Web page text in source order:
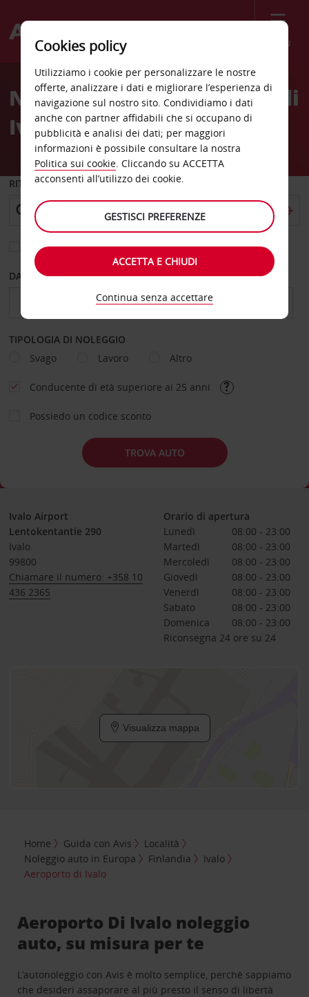
Menù
Welcome
AvisNoleggio auto Aeroporto di
Ivalo
RITIRO DA
Scegli una località di riconsegna diversa
DAL GIORNO AL GIORNO
TIPOLOGIA DI NOLEGGIO
Svago
Lavoro Altro
Conducente di età superiore ai 25 anni
Possiedo un codice sconto
TROVA AUTO
Ivalo Airport
Lentokentantie 290
Ivalo
99800
Chiamare il numero: +358 10
436 2365
Orario di apertura
Lunedì
08:00 - 23:00
Martedì
08:00 - 23:00
Mercoledì
08:00 - 23:00
Giovedì
08:00 - 23:00
Venerdì
08:00 - 23:00
Sabato
08:00 - 23:00
Domenica
08:00 - 23:00
Riconsegna 24 ore su 24
Visualizza mappa
Home Guida con Avis
Località
Noleggio auto in Europa
Finlandia
Ivalo
Aeroporto di Ivalo
Aeroporto Di Ivalo noleggio
auto, su misura per te
L’autonoleggio con Avis è molto semplice, perchè sappiamo
che desideri assaporare al più presto il senso di libertà
Cookies policy
Utilizziamo i cookie per personalizzare le nostre
offerte, analizzare i dati e migliorare l’esperienza di
navigazione sul nostro sito. Condividiamo i dati
anche con partner affidabili che si occupano di
pubblicità e analisi dei dati; per maggiori
informazioni è possibile consultare la nostra
Politica sui cookie. Cliccando su ACCETTA
acconsenti all’utilizzo dei cookie.
GESTISCI PREFERENZE
ACCETTA E CHIUDI
Continua senza accettare